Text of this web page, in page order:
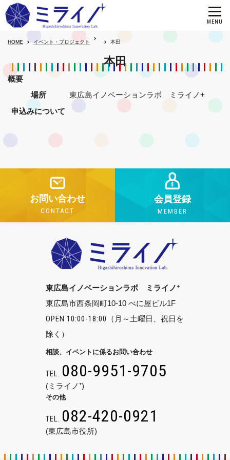
HOME イベント・プロジェクト 本田
本田
概要
場所
東広島イノベーションラボ ミライノ+
申込みについて
お問い合わせ
CONTACT
会員登録
MEMBER
東広島イノベーションラボ ミライノ+
東広島市西条岡町10-10 べに屋ビル1F
OPEN 10:00-18:00
（月～土曜日、祝日を
除く）
相談、イベントに係るお問い合わせ
TEL. 080-9951-9705
(ミライノ⁺)
その他
TEL. 082-420-0921
(東広島市役所)